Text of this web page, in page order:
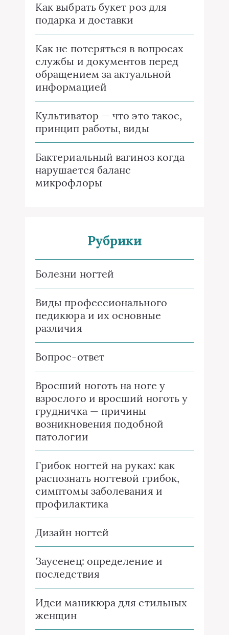
Как выбрать букет роз для
подарка и доставки
Как не потеряться в вопросах
службы и документов перед
обращением за актуальной
информацией
Культиватор — что это такое,
принцип работы, виды
Бактериальный вагиноз когда
нарушается баланс
микрофлоры
Рубрики
Болезни ногтей
Виды профессионального
педикюра и их основные
различия
Вопрос-ответ
Вросший ноготь на ноге у
взрослого и вросший ноготь у
грудничка — причины
возникновения подобной
патологии
Грибок ногтей на руках: как
распознать ногтевой грибок,
симптомы заболевания и
профилактика
Дизайн ногтей
Заусенец: определение и
последствия
Идеи маникюра для стильных
женщин